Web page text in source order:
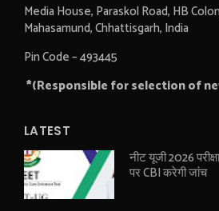
Media House, Paraskol Road, HB
Mahasamund, Chhattisgarh, India
Pin Code – 493445
*(Responsible for selection of
LATEST
नीट यूजी 2026
पर CBI करेगी जांच